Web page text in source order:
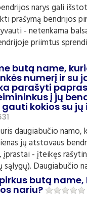
narys gali
prašymą bendrijos
- netenkama
priimtus
butą name,
numerį ir su
parašyti
į jų
kokios su
daugiabučio
jų atstovaus
įprastai - įteikęs
Daugiabučio
butą
nariu?